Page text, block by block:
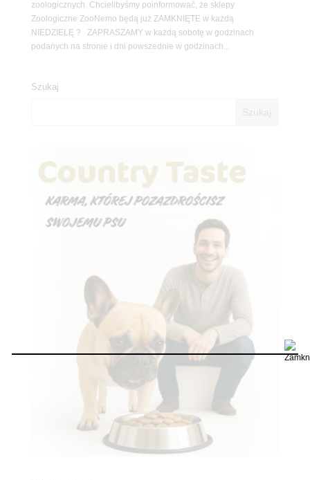
zoologicznych. Chcielibyśmy poinformować, że sklepy
Zoologiczne ZooNemo będą już ZAMKNIĘTE w każdą
NIEDZIELĘ ? ZAPRASZAMY w każdą sobotę w godzinach
podanych na stronie i dni powszednie w godzinach...
Szukaj